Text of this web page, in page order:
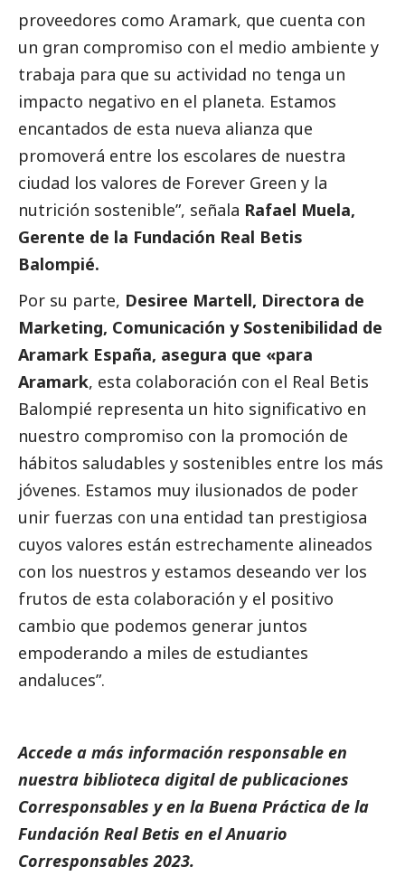
proveedores como Aramark, que cuenta con
un gran compromiso con el medio ambiente y
trabaja para que su actividad no tenga un
impacto negativo en el planeta. Estamos
encantados de esta nueva alianza que
promoverá entre los escolares de nuestra
ciudad los valores de Forever Green y la
nutrición sostenible”, señala Rafael Muela,
Gerente de la Fundación Real Betis
Balompié.
Por su parte, Desiree Martell, Directora de
Marketing, Comunicación y Sostenibilidad de
Aramark España, asegura que «para
Aramark, esta colaboración con el Real Betis
Balompié representa un hito significativo en
nuestro compromiso con la promoción de
hábitos saludables y sostenibles entre los más
jóvenes. Estamos muy ilusionados de poder
unir fuerzas con una entidad tan prestigiosa
cuyos valores están estrechamente alineados
con los nuestros y estamos deseando ver los
frutos de esta colaboración y el positivo
cambio que podemos generar juntos
empoderando a miles de estudiantes
andaluces”.
Accede a más información responsable en
nuestra biblioteca digital de publicaciones
Corresponsables y en la Buena Práctica de la
Fundación Real Betis en elAnuario
Corresponsables 2023.